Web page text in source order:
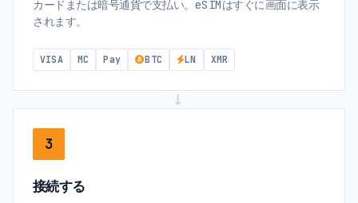
カードまたは暗号通貨で支払い。eSIMはすぐに画面に表示
されます。
VISA MC Pay BTC LN XMR
→
3
接続する